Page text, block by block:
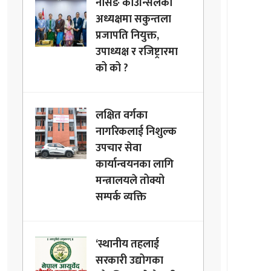
अध्यक्षमा सकुन्तला
प्रजापति नियुक्त,
उपाध्यक्ष र रजिष्ट्रारमा
को को ?
लक्षित वर्गका
नागरिकलाई निशुल्क
उपचार सेवा
कार्यान्वयनका लागि
मन्त्रालयले तोक्यो
सम्पर्क व्यक्ति
‘स्थानीय तहलाई
सरकारी उद्योगका